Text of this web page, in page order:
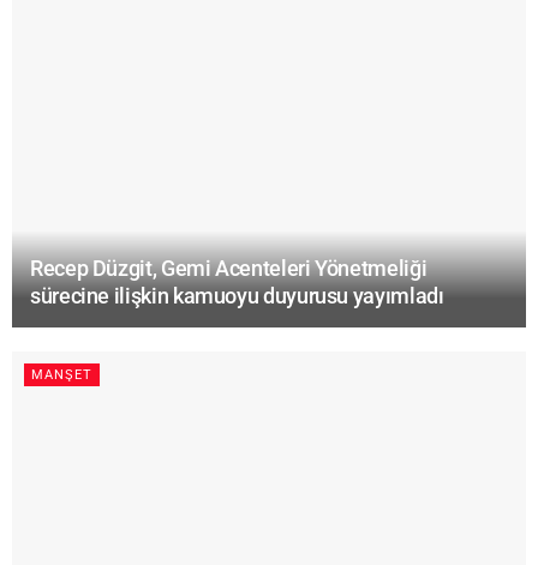
Recep Düzgit, Gemi Acenteleri Yönetmeliği
sürecine ilişkin kamuoyu duyurusu yayımladı
MANŞET